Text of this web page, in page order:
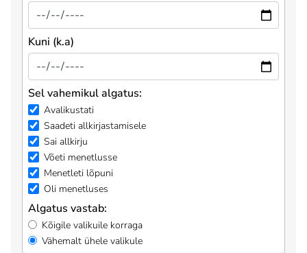
Kuni (k.a)
Sel vahemikul algatus:
Avalikustati
Saadeti allkirjastamisele
Sai allkirju
Võeti menetlusse
Menetleti lõpuni
Oli menetluses
Algatus vastab:
Kõigile valikuile korraga
Vähemalt ühele valikule